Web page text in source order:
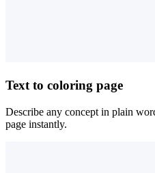
Text to coloring page
Describe any concept in plain
page instantly.